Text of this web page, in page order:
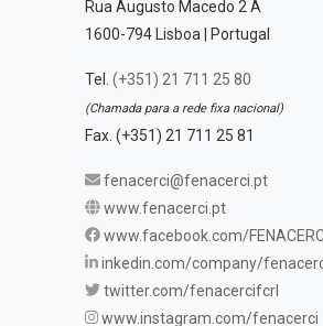
Rua Augusto Macedo 2 A
1600-794 Lisboa | Portugal
Tel. (+351) 21 711 25 80
(Chamada para a rede fixa nacional)
Fax. (+351) 21 711 25 81
fenacerci@fenacerci.pt
www.fenacerci.pt
www.facebook.com/
inkedin.com/company/
twitter.com/fenacercifcrl
www.instagram.com/fenacerci